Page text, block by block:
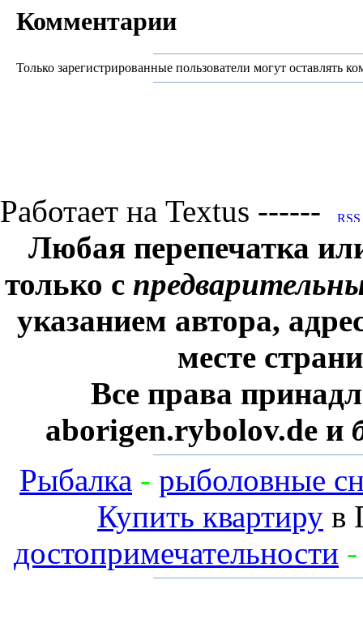
Комментарии
Только зарегистрированные пользователи могут оставлять
Работает на Textus ------
Любая перепечатка
только с
указанием автора,
месте
Все права
aborigen.rybolov.de и
Рыбалка - рыболовные
Купить квартиру в
достопримечательности